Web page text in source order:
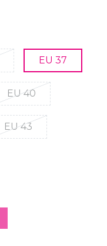
EU 37
EU 40
EU 43